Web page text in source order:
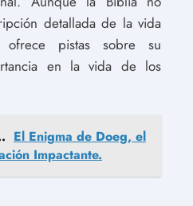
detallada de la vida
pistas sobre su
en la vida de los
El Enigma de Doeg, el
Impactante.